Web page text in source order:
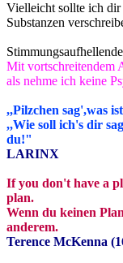
Vielleicht sollte ich dir
Substanzen
Mit vortschreitendem
als nehme ich keine
,,Pilzchen sag',was
,,Wie soll ich's dir
du!"
LARINX
If you don't have a
plan.
Wenn du keinen
anderem.
Terence McKenna